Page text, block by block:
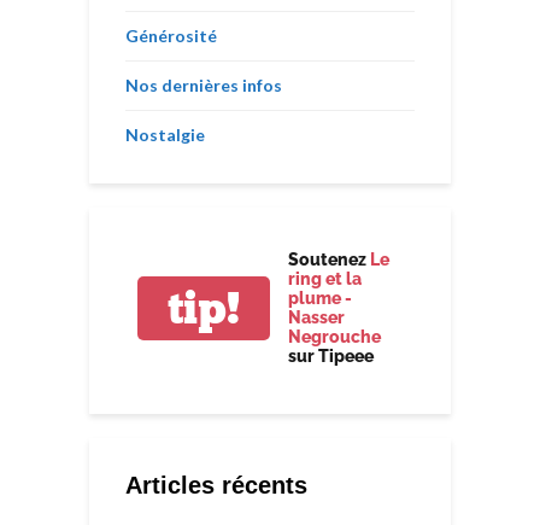
Générosité
Nos dernières infos
Nostalgie
tip!
Soutenez Le
ring et la
plume -
Nasser
Negrouche
sur Tipeee
Articles récents